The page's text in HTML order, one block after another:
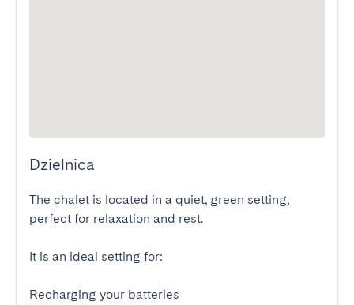
Dzielnica
The chalet is located in a quiet, green setting,
perfect for relaxation and rest.
It is an ideal setting for:
Recharging your batteries